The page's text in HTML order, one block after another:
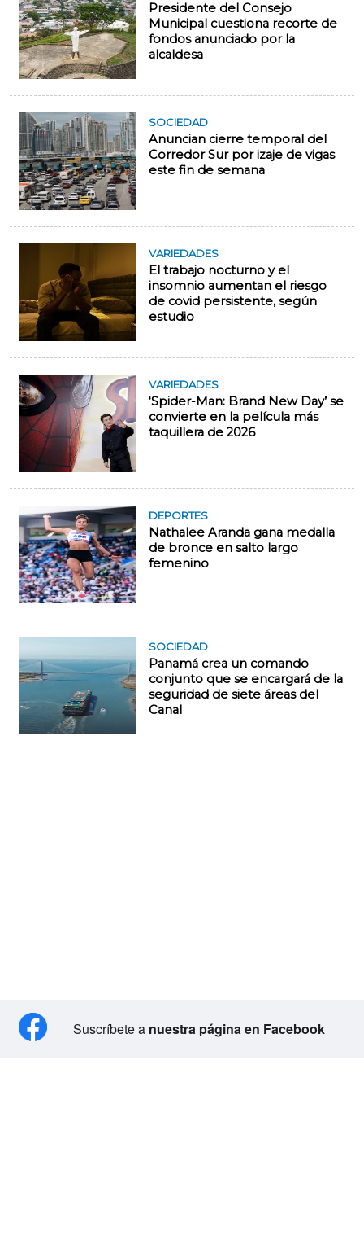
Presidente del Consejo
Municipal cuestiona recorte de
fondos anunciado por la
alcaldesa
SOCIEDAD
Anuncian cierre temporal del
Corredor Sur por izaje de vigas
este fin de semana
VARIEDADES
El trabajo nocturno y el
insomnio aumentan el riesgo
de covid persistente, según
estudio
VARIEDADES
‘Spider-Man: Brand New Day’ se
convierte en la película más
taquillera de 2026
DEPORTES
Nathalee Aranda gana medalla
de bronce en salto largo
femenino
SOCIEDAD
Panamá crea un comando
conjunto que se encargará de la
seguridad de siete áreas del
Canal
Suscríbete a nuestra página en Facebook